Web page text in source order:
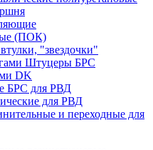
(ПОК)
"звездочки"
Штуцеры БРС
DK
БРС для РВД
для РВД
и переходные для